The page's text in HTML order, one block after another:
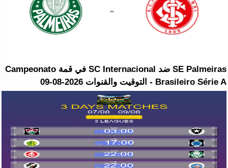
SE Palmeiras ضد SC Internacional في قمة Campeonato
Brasileiro Série A - التوقيت والقنوات 2026-08-09